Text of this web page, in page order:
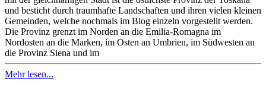
und besticht durch traumhafte Landschaften und ihren vielen kleinen
Gemeinden, welche nochmals im Blog einzeln vorgestellt werden.
Die Provinz grenzt im Norden an die Emilia-Romagna im
Nordosten an die Marken, im Osten an Umbrien, im Südwesten an
die Provinz Siena und im
Mehr lesen...